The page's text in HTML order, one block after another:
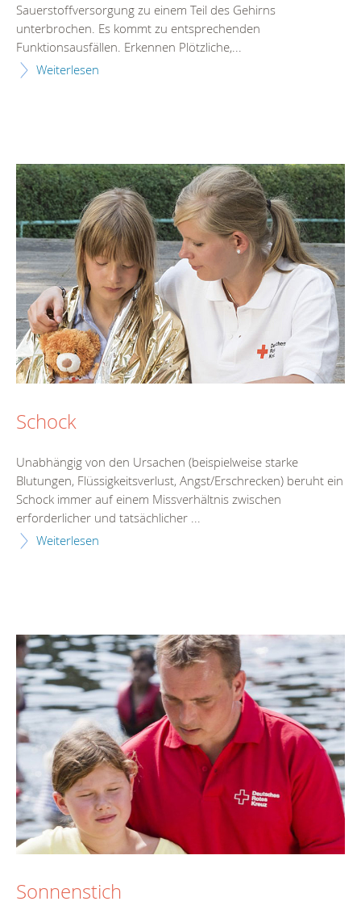
Sauerstoffversorgung zu einem Teil des Gehirns
unterbrochen. Es kommt zu entsprechenden
Funktionsausfällen. Erkennen Plötzliche,...
Weiterlesen
Schock
Unabhängig von den Ursachen (beispielweise starke
Blutungen, Flüssigkeitsverlust, Angst/Erschrecken) beruht ein
Schock immer auf einem Missverhältnis zwischen
erforderlicher und tatsächlicher ...
Weiterlesen
Sonnenstich